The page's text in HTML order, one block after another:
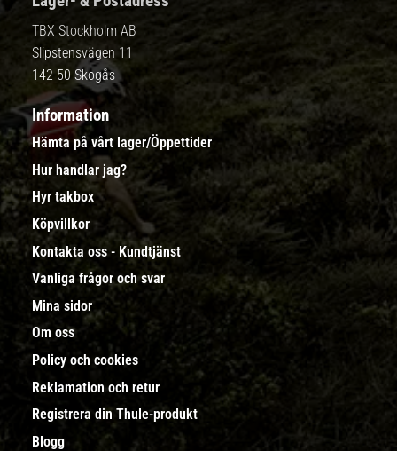
TBX Stockholm AB
Slipstensvägen 11
142 50 Skogås
Information
Hämta på vårt lager/Öppettider
Hur handlar jag?
Hyr takbox
Köpvillkor
Kontakta oss - Kundtjänst
Vanliga frågor och svar
Mina sidor
Om oss
Policy och cookies
Reklamation och retur
Registrera din Thule-produkt
Blogg